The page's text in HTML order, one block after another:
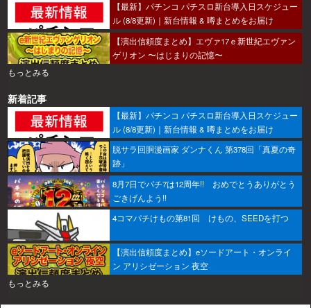
【最新】パチンコ パチスロ新台導入日スケジュー
ル (8/8更新)｜新台情報 & 噂まとめをお届け
【演出信頼度まとめ】エヴァ17ｅ新世紀エヴァン
ゲリオン 〜はじまりの記憶〜
もっとみる
新着記事
【最新】パチンコ パチスロ新台導入日スケジュー
ル (8/8更新)｜新台情報 & 噂まとめをお届け
脱サラ回胴漫画家 ダンナくん 第378回「真夏の奇
跡」
8月7日でパチ7は12周年!! おめでとうありがとう
ごきげんよう!!
4コマパチけもの第81回 けもの、SEEDを打つ
【演出信頼度まとめ】eソードアート・オンライ
ン アリシゼーション 夜空
もっとみる